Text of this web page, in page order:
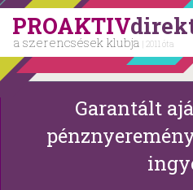
PROAKTIV
a szerencsések klubja | 2011 óta
Garantált